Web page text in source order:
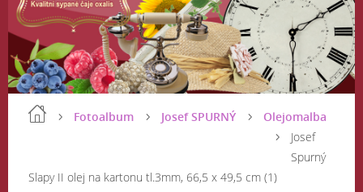
Fotoalbum Josef SPURNÝ
Olejomalba
Josef
Spurný
Slapy II olej na kartonu tl.3mm, 66,5 x 49,5 cm (1)